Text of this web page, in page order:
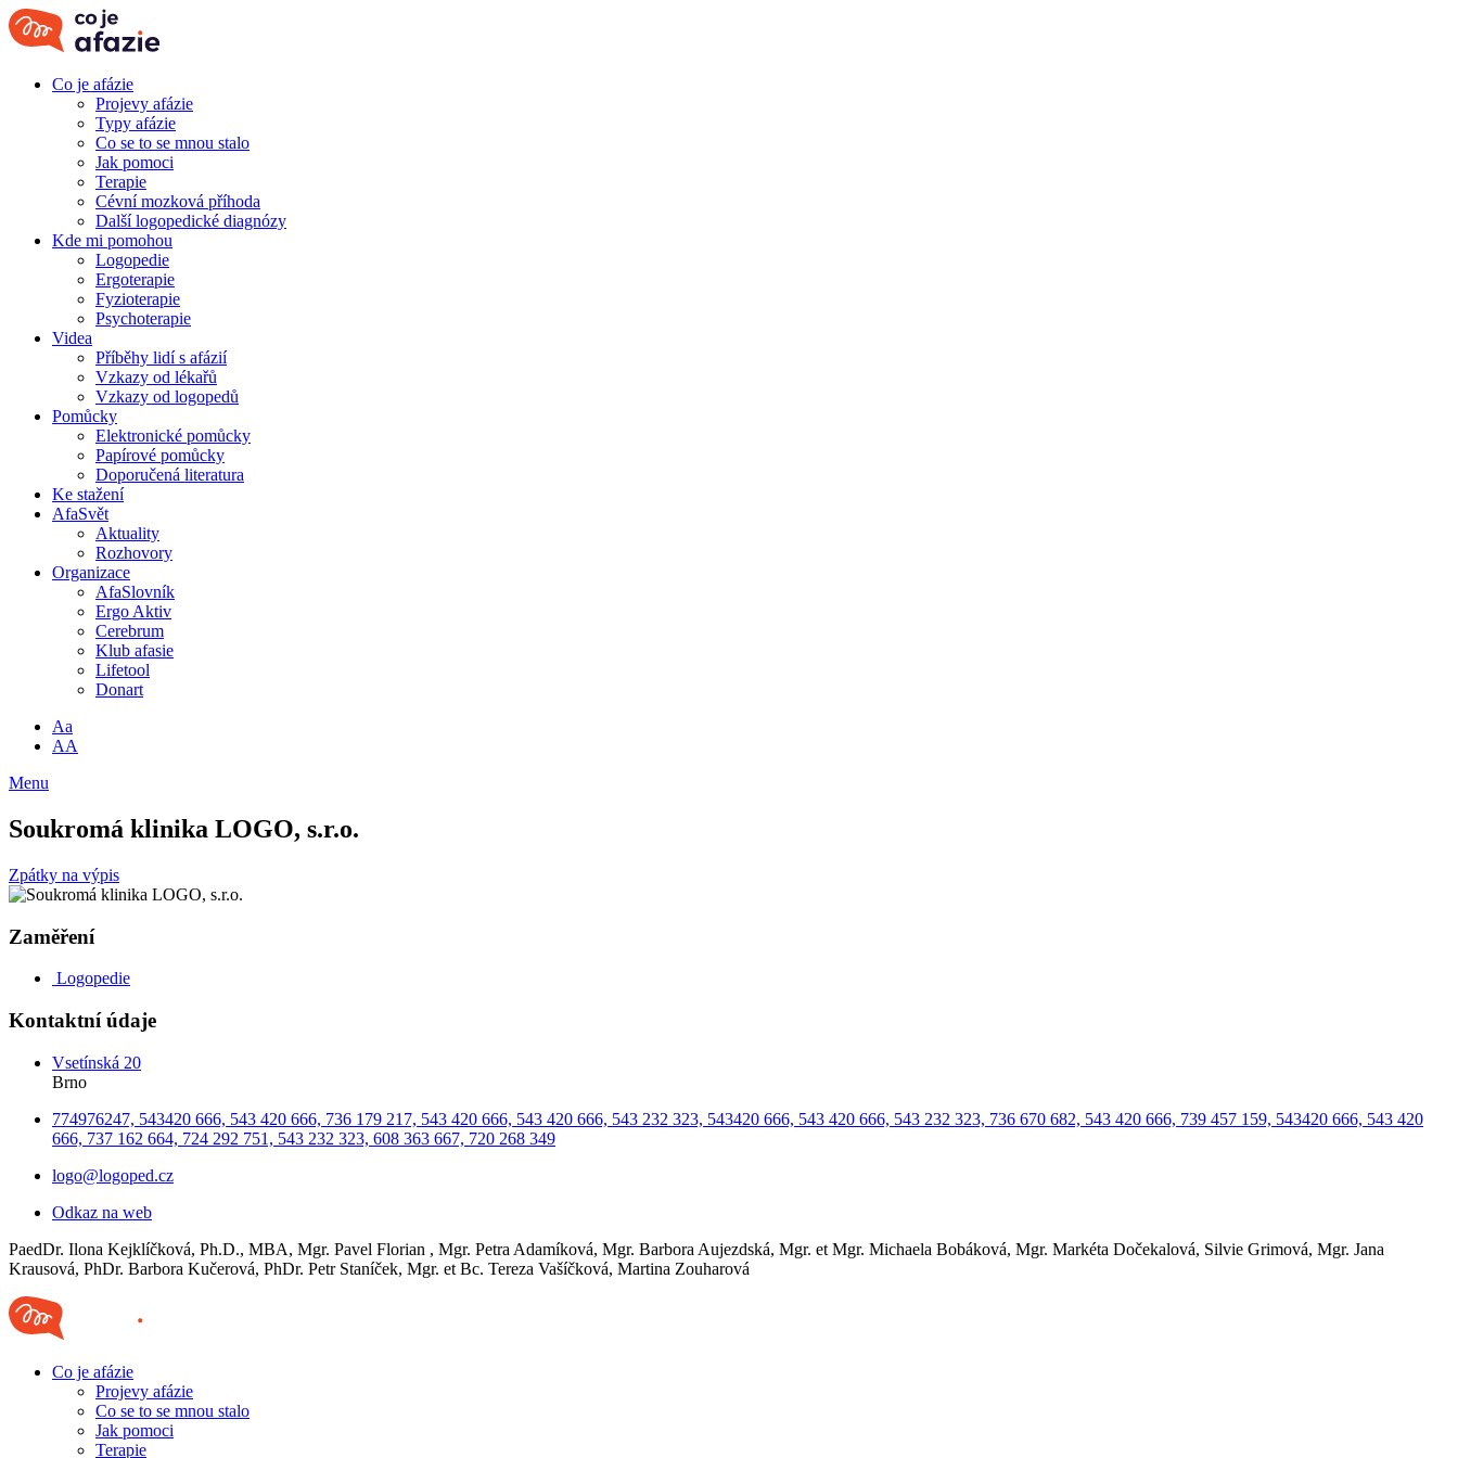
Co je afázie
Projevy afázie
Typy afázie
Co se to se mnou stalo
Jak pomoci
Terapie
Cévní mozková příhoda
Další logopedické diagnózy
Kde mi pomohou
Logopedie
Ergoterapie
Fyzioterapie
Psychoterapie
Videa
Příběhy lidí s afázií
Vzkazy od lékařů
Vzkazy od logopedů
Pomůcky
Elektronické pomůcky
Papírové pomůcky
Doporučená literatura
Ke stažení
AfaSvět
Aktuality
Rozhovory
Organizace
AfaSlovník
Ergo Aktiv
Cerebrum
Klub afasie
Lifetool
Donart
Aa
AA
Menu
Soukromá klinika LOGO, s.r.o.
Zpátky na výpis
Zaměření
Logopedie
Kontaktní údaje
Vsetínská 20
Brno
774976247, 543420 666, 543 420 666, 736 179 217, 543 420 666, 543 420 666, 543 232 323, 543420 666, 543 420 666, 543 232 323, 736 670 682, 543 420 666, 739 457 159, 543420 666, 543 420
666, 737 162 664, 724 292 751, 543 232 323, 608 363 667, 720 268 349
logo@logoped.cz
Odkaz na web
PaedDr. Ilona Kejklíčková, Ph.D., MBA, Mgr. Pavel Florian , Mgr. Petra Adamíková, Mgr. Barbora Aujezdská, Mgr. et Mgr. Michaela Bobáková, Mgr. Markéta Dočekalová, Silvie Grimová, Mgr. Jana
Krausová, PhDr. Barbora Kučerová, PhDr. Petr Staníček, Mgr. et Bc. Tereza Vašíčková, Martina Zouharová
Co je afázie
Projevy afázie
Co se to se mnou stalo
Jak pomoci
Terapie